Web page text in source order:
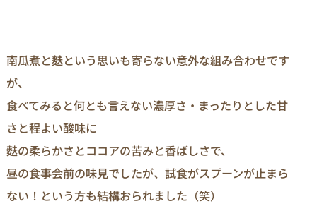
南瓜煮と麩という思いも寄らない意外な組み合わせです
が、
食べてみると何とも言えない濃厚さ・まったりとした甘
さと程よい酸味に
麩の柔らかさとココアの苦みと香ばしさで、
昼の食事会前の味見でしたが、試食がスプーンが止まら
ない！という方も結構おられました（笑）